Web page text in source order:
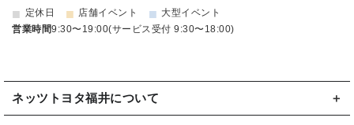
■ 定休日 ■ 店舗イベント ■ 大型イベント
営業時間9:30〜19:00(サービス受付 9:30〜18:00)
ネッツトヨタ福井について